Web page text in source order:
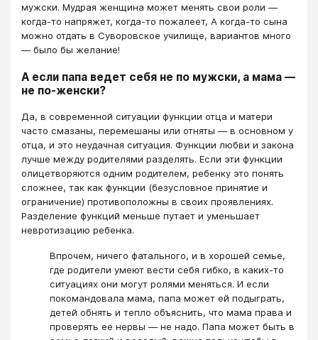
мужски. Мудрая женщина может менять свои роли —
когда-то напряжет, когда-то пожалеет, А когда-то сына
можно отдать в Суворовское училище, вариантов много
— было бы желание!
А если папа ведет себя не по мужски, а мама —
не по-женски?
Да, в современной ситуации функции отца и матери
часто смазаны, перемешаны или отняты — в основном у
отца, и это неудачная ситуация. Функции любви и закона
лучше между родителями разделять. Если эти функции
олицетворяются одним родителем, ребенку это понять
сложнее, так как функции (безусловное принятие и
ограничение) противоположны в своих проявлениях.
Разделение функций меньше путает и уменьшает
невротизацию ребенка.
Впрочем, ничего фатального, и в хорошей семье,
где родители умеют вести себя гибко, в каких-то
ситуациях они могут ролями меняться. И если
покомандовала мама, папа может ей подыграть,
детей обнять и тепло объяснить, что мама права и
проверять ее нервы — не надо. Папа может быть в